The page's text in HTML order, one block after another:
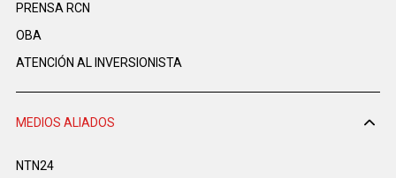
PRENSA RCN
OBA
ATENCIÓN AL INVERSIONISTA
MEDIOS ALIADOS
NTN24